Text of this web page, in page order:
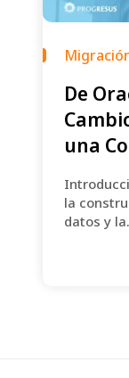
De
una
la
datos y